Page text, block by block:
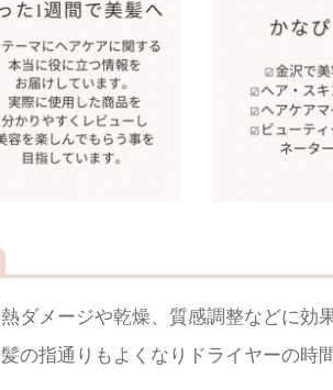
熱ダメージや乾燥、質感調整などに効
髪の指通りもよくなりドライヤーの時